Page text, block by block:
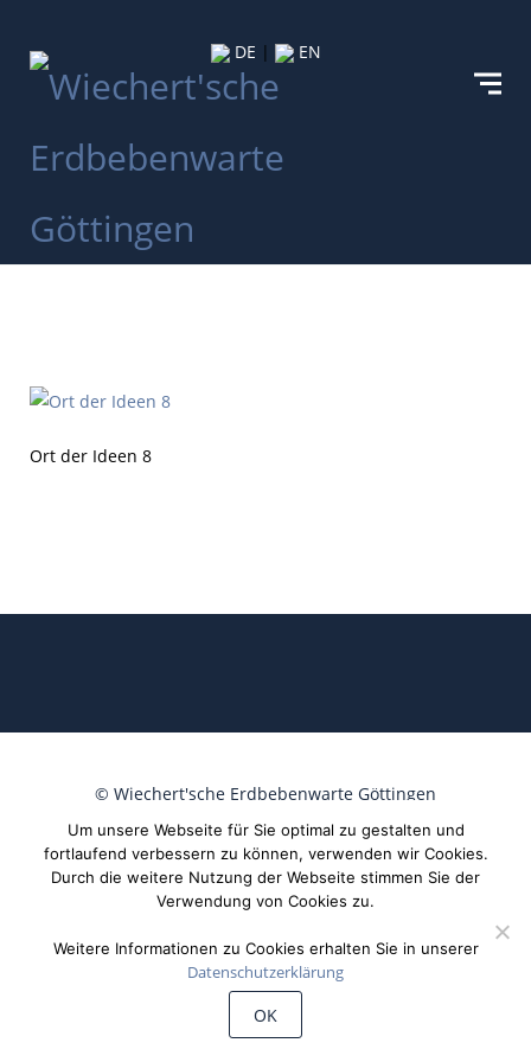
DE | EN
Ort der Ideen 8
© Wiechert'sche Erdbebenwarte Göttingen
Um unsere Webseite für Sie optimal zu gestalten und
fortlaufend verbessern zu können, verwenden wir Cookies.
Durch die weitere Nutzung der Webseite stimmen Sie der
Verwendung von Cookies zu.
Weitere Informationen zu Cookies erhalten Sie in unserer
Datenschutzerklärung
OK